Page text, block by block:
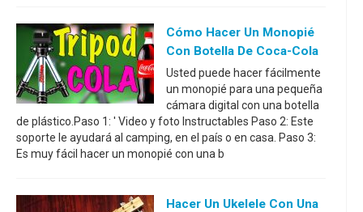
Cómo Hacer Un Monopié
Con Botella De Coca-Cola
Usted puede hacer fácilmente
un monopié para una pequeña
cámara digital con una botella
de plástico.Paso 1: ' Video y foto Instructables Paso 2: Este
soporte le ayudará al camping, en el país o en casa. Paso 3:
Es muy fácil hacer un monopié con una b
Hacer Un Ukelele Con Una